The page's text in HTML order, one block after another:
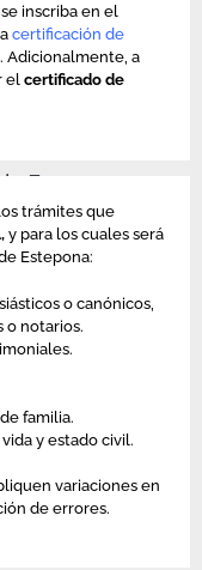
inscriba en el
certificación de
. Adicionalmente, a
el certificado de
Estepona.
trámites que
y para los cuales será
Estepona:
o canónicos,
o notarios.
familia.
y estado civil.
variaciones en
de errores.